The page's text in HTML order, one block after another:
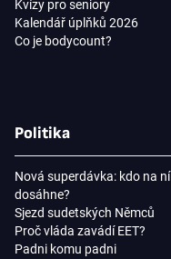
Kvízy pro seniory
Kalendář úplňků 2026
Co je bodycount?
Politika
Nová superdávka: kdo na ní
dosáhne?
Sjezd sudetských Němců
Proč vláda zavádí EET?
Padni komu padni